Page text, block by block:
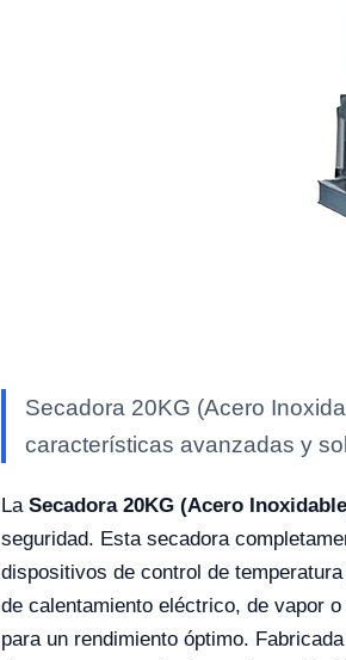
Secadora 20KG (Acero
características avanzadas y
La Secadora 20KG (Acero
seguridad. Esta secadora
dispositivos de control de
de calentamiento eléctrico, de vapor
para un rendimiento óptimo.